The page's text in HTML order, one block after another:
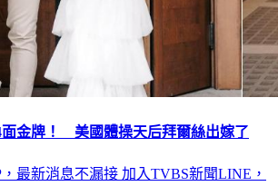
面金牌！ 美國體操天后拜爾絲出嫁了
最新消息不漏接 加入TVBS新聞LINE，